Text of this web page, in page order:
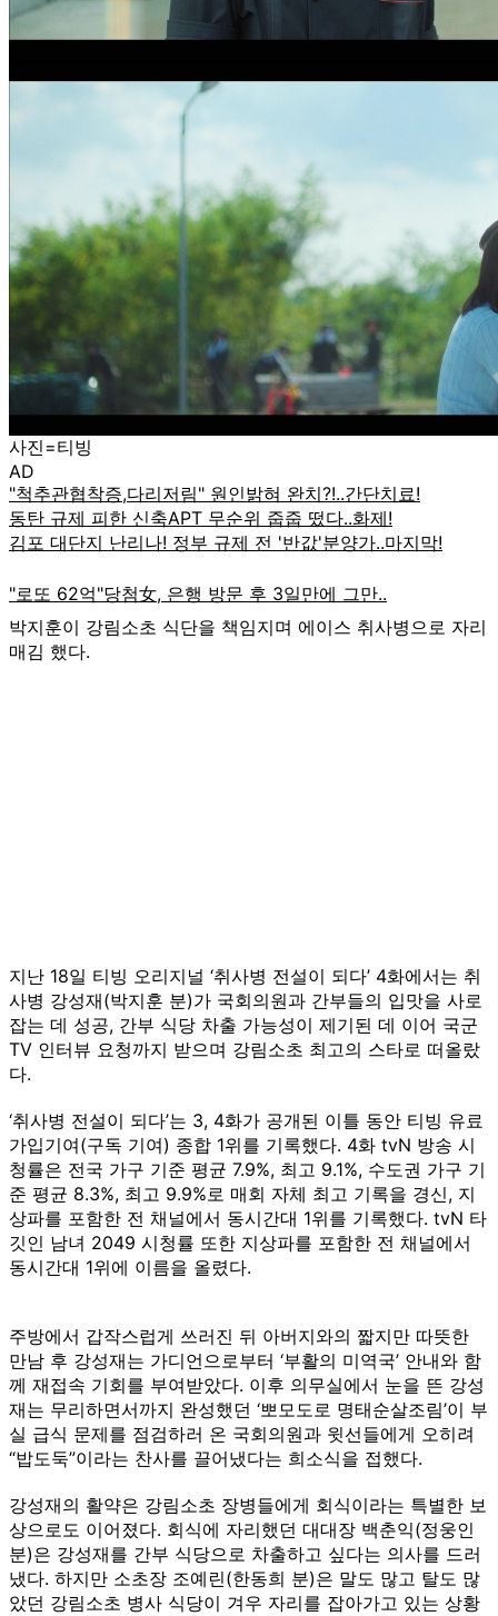
사진=티빙
AD
박지훈이 강림소초 식단을 책임지며 에이스 취사병으로 자리
매김 했다.
지난 18일 티빙 오리지널 ‘취사병 전설이 되다’ 4화에서는 취
사병 강성재(박지훈 분)가 국회의원과 간부들의 입맛을 사로
잡는 데 성공, 간부 식당 차출 가능성이 제기된 데 이어 국군
TV 인터뷰 요청까지 받으며 강림소초 최고의 스타로 떠올랐
다.
‘취사병 전설이 되다’는 3, 4화가 공개된 이틀 동안 티빙 유료
가입기여(구독 기여) 종합 1위를 기록했다. 4화 tvN 방송 시
청률은 전국 가구 기준 평균 7.9%, 최고 9.1%, 수도권 가구 기
준 평균 8.3%, 최고 9.9%로 매회 자체 최고 기록을 경신, 지
상파를 포함한 전 채널에서 동시간대 1위를 기록했다. tvN 타
깃인 남녀 2049 시청률 또한 지상파를 포함한 전 채널에서
동시간대 1위에 이름을 올렸다.
주방에서 갑작스럽게 쓰러진 뒤 아버지와의 짧지만 따뜻한
만남 후 강성재는 가디언으로부터 ‘부활의 미역국’ 안내와 함
께 재접속 기회를 부여받았다. 이후 의무실에서 눈을 뜬 강성
재는 무리하면서까지 완성했던 ‘뽀모도로 명태순살조림’이 부
실 급식 문제를 점검하러 온 국회의원과 윗선들에게 오히려
“밥도둑”이라는 찬사를 끌어냈다는 희소식을 접했다.
강성재의 활약은 강림소초 장병들에게 회식이라는 특별한 보
상으로도 이어졌다. 회식에 자리했던 대대장 백춘익(정웅인
분)은 강성재를 간부 식당으로 차출하고 싶다는 의사를 드러
냈다. 하지만 소초장 조예린(한동희 분)은 말도 많고 탈도 많
았던 강림소초 병사 식당이 겨우 자리를 잡아가고 있는 상황